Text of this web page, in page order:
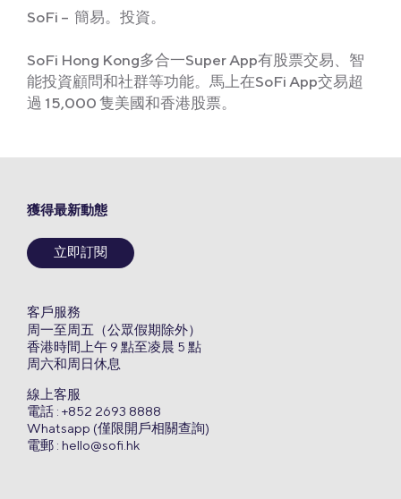
SoFi – 簡易。投資。
SoFi Hong Kong多合一Super App有股票交易、智
能投資顧問和社群等功能。馬上在SoFi App交易超
過 15,000 隻美國和香港股票。
獲得最新動態
立即訂閱
客戶服務
周一至周五（公眾假期除外）
香港時間上午 9 點至凌晨 5 點
周六和周日休息
線上客服
電話 : +852 2693 8888
Whatsapp (僅限開戶相關查詢)
電郵 : hello@sofi.hk